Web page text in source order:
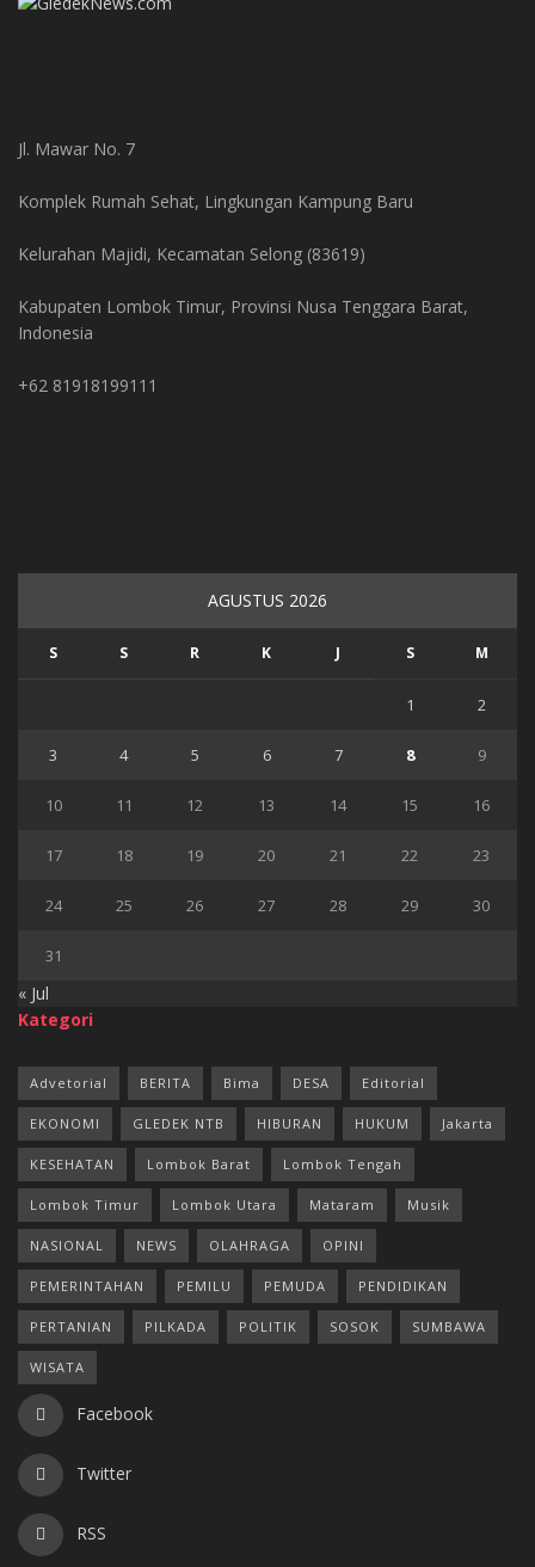
Jl. Mawar No. 7
Komplek Rumah Sehat, Lingkungan Kampung Baru
Kelurahan Majidi, Kecamatan Selong (83619)
Kabupaten Lombok Timur, Provinsi Nusa Tenggara Barat,
Indonesia
+62 81918199111
AGUSTUS 2026
S S R K J S M
1 2
3 4 5 6 7 8 9
10 11 12 13 14 15 16
17 18 19 20 21 22 23
24 25 26 27 28 29 30
31
« Jul
Kategori
Advetorial BERITA Bima DESA Editorial
EKONOMI GLEDEK NTB HIBURAN HUKUM Jakarta
KESEHATAN Lombok Barat Lombok Tengah
Lombok Timur Lombok Utara Mataram Musik
NASIONAL NEWS OLAHRAGA OPINI
PEMERINTAHAN PEMILU PEMUDA PENDIDIKAN
PERTANIAN PILKADA POLITIK SOSOK SUMBAWA
WISATA
Facebook
Twitter
RSS